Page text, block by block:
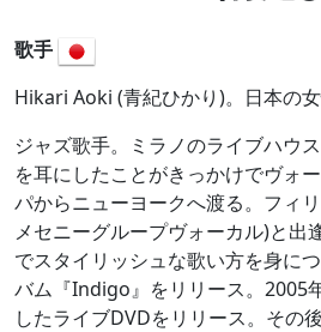
歌手
Hikari Aoki (青紀ひかり)。日本の女
ジャズ歌手。ミラノのライブハウ
を耳にしたことがきっかけでヴォ
パからニューヨークへ渡る。フィ
メセニーグループヴォーカル)と出
でスタイリッシュな歌い方を身に
バム『Indigo』をリリース。2005
したライブDVDをリリース。その